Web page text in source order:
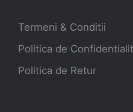
Termeni & Conditii
Politica de
Politica de Retur